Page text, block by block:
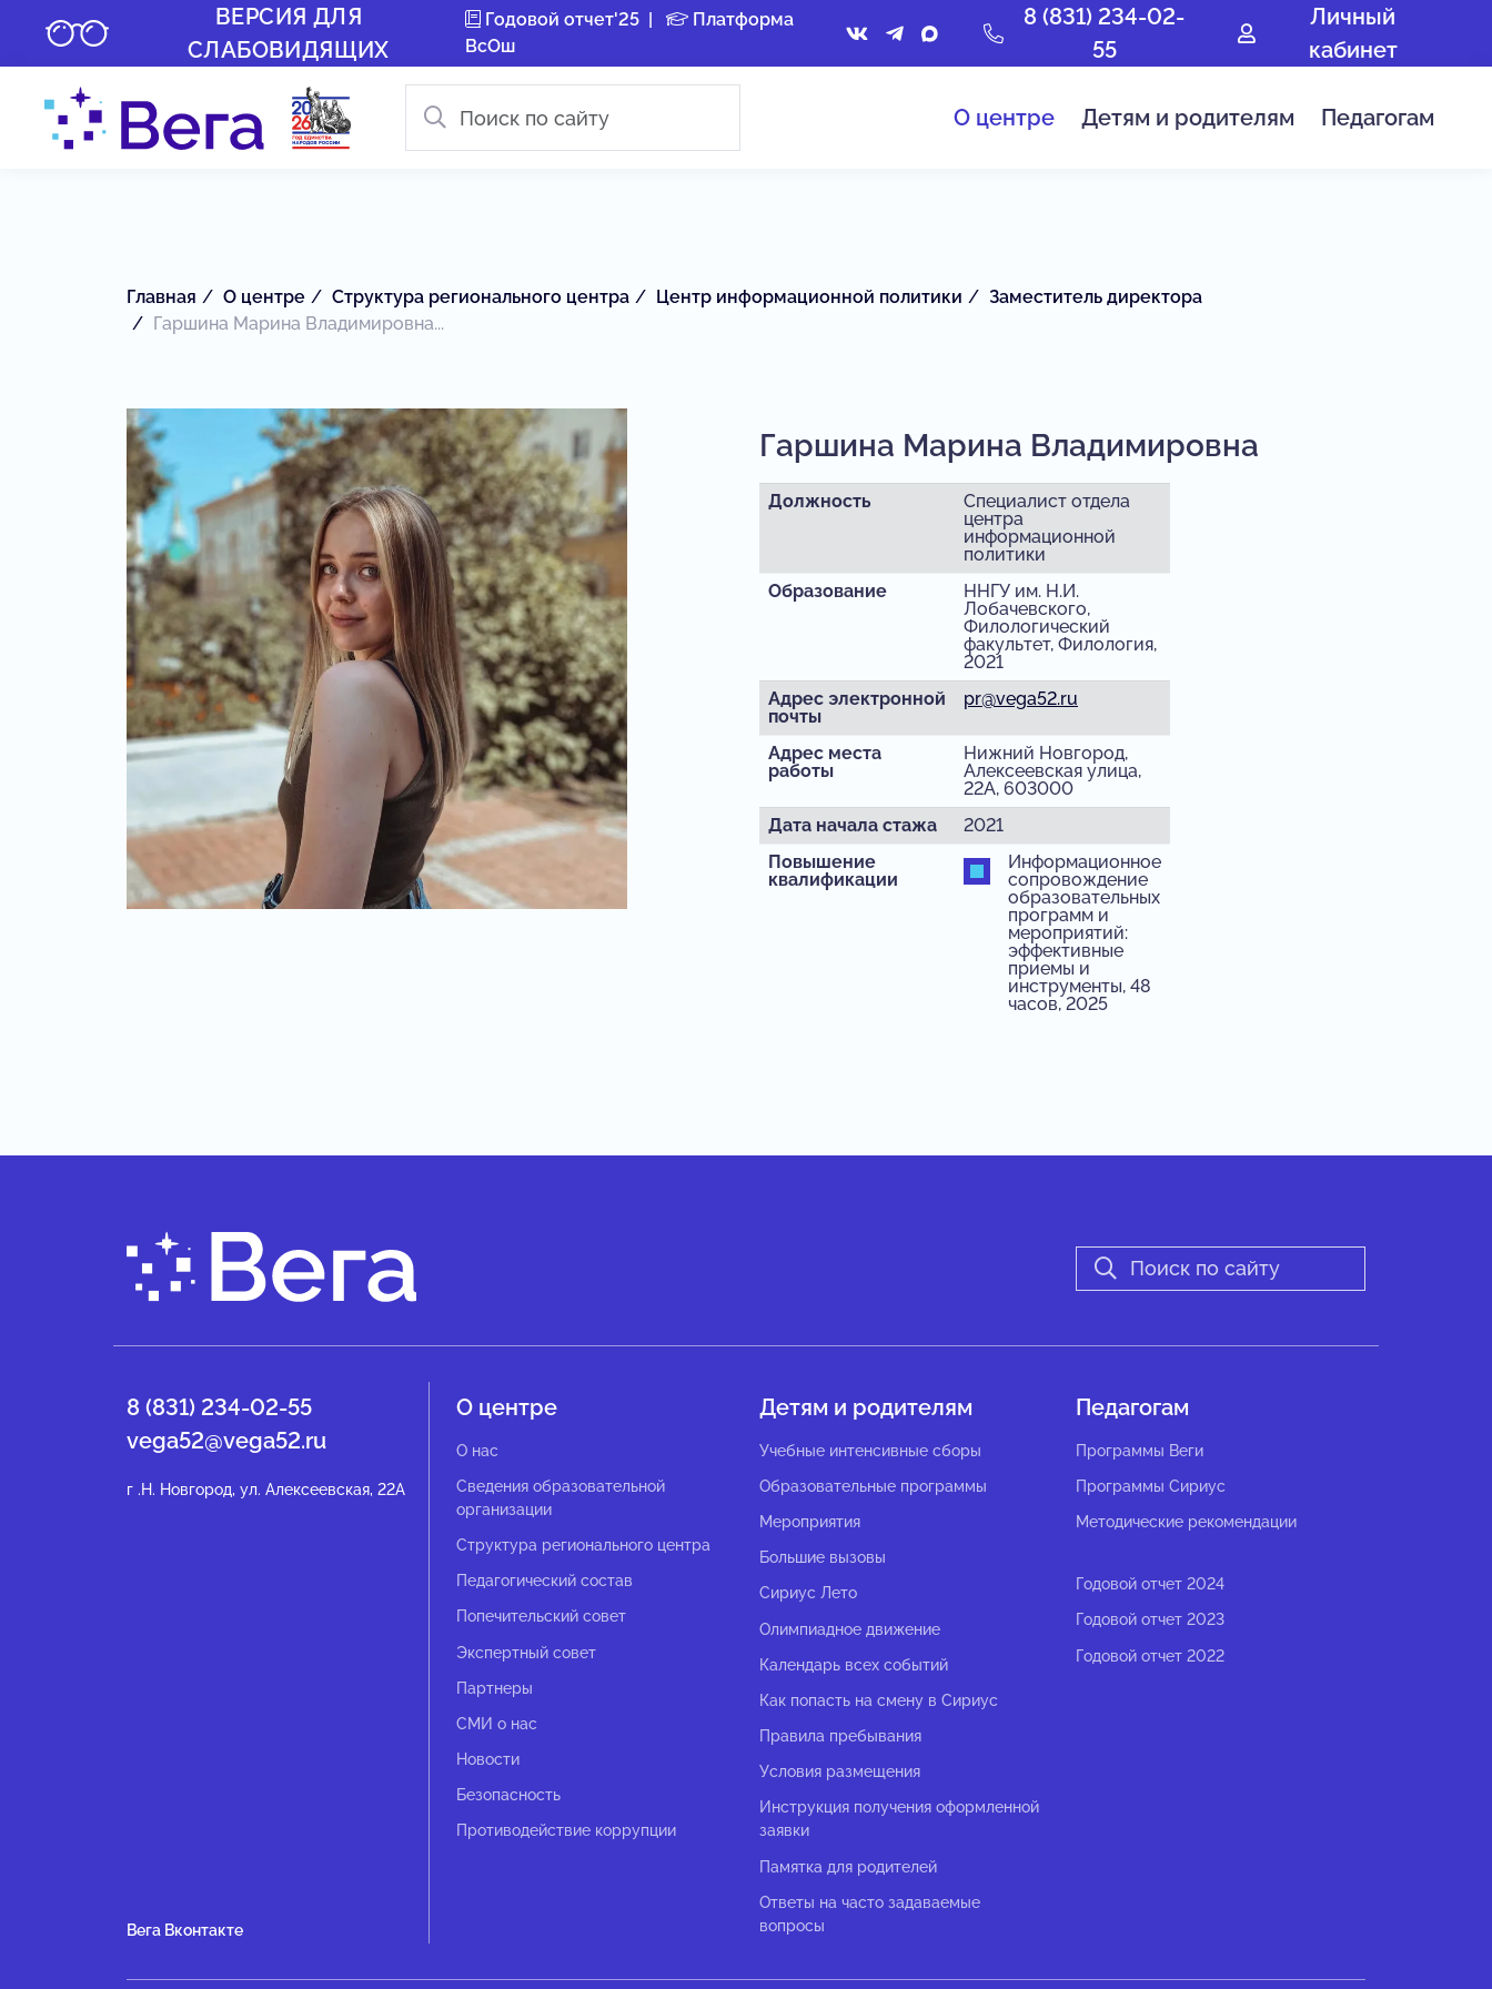
ВЕРСИЯ ДЛЯ
СЛАБОВИДЯЩИХ
Годовой отчет'25|
Платформа
ВсОш
8 (831) 234-02-
55
Личный
кабинет
О центре Детям и родителям Педагогам
Главная О центре Структура регионального центра Центр информационной политики
Заместитель директора
Гаршина Марина Владимировна...
Гаршина Марина Владимировна
Должность
Специалист отдела
центра
информационной
политики
Образование
ННГУ им. Н.И.
Лобачевского,
Филологический
факультет, Филология,
2021
Адрес электронной
почты
pr@vega52.ru
Адрес места
работы
Нижний Новгород,
Алексеевская улица,
22А, 603000
Дата начала стажа
2021
Повышение
квалификации
Информационное
сопровождение
образовательных
программ и
мероприятий:
эффективные
приемы и
инструменты, 48
часов, 2025
8 (831) 234-02-55
vega52@vega52.ru
г .Н. Новгород, ул. Алексеевская, 22А
Вега Вконтакте
О центре
О нас
Сведения образовательной
организации
Структура регионального центра
Педагогический состав
Попечительский совет
Экспертный совет
Партнеры
СМИ о нас
Новости
Безопасность
Противодействие коррупции
Детям и родителям
Учебные интенсивные сборы
Образовательные программы
Мероприятия
Большие вызовы
Сириус Лето
Олимпиадное движение
Календарь всех событий
Как попасть на смену в Сириус
Правила пребывания
Условия размещения
Инструкция получения оформленной
заявки
Памятка для родителей
Ответы на часто задаваемые
вопросы
Педагогам
Программы Веги
Программы Сириус
Методические рекомендации
Годовой отчет 2024
Годовой отчет 2023
Годовой отчет 2022